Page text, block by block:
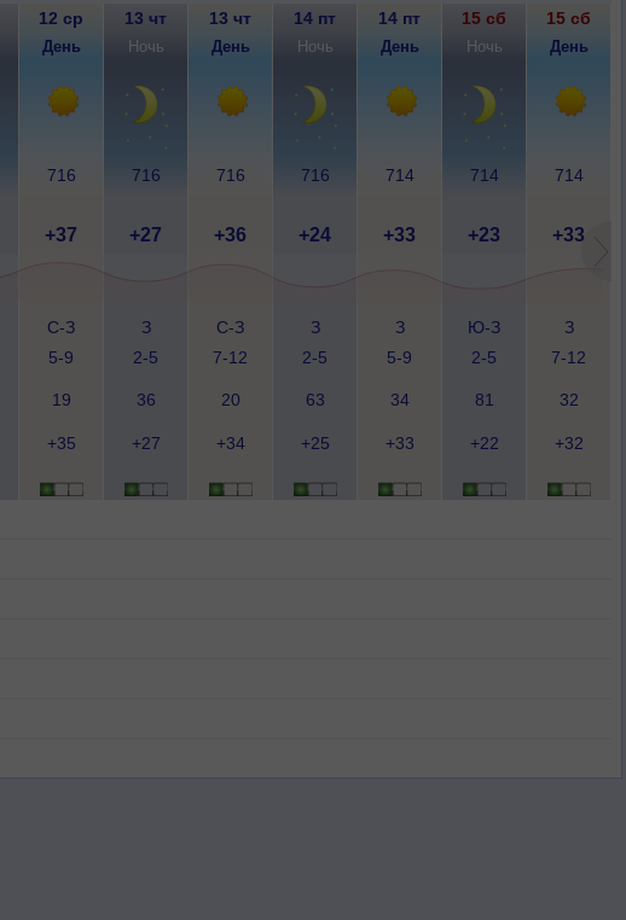
12 ср 13 чт 13 чт 14 пт 14 пт 15 сб 15 сб
День Ночь День Ночь День Ночь День
716 716 716 716 714 714 714
+37 +27 +36 +24 +33 +23 +33
С-З
5-9
З
2-5
С-З
7-12
З
2-5
З
5-9
Ю-З
2-5
З
7-12
19 36 20 63 34 81 32
+35 +27 +34 +25 +33 +22 +32